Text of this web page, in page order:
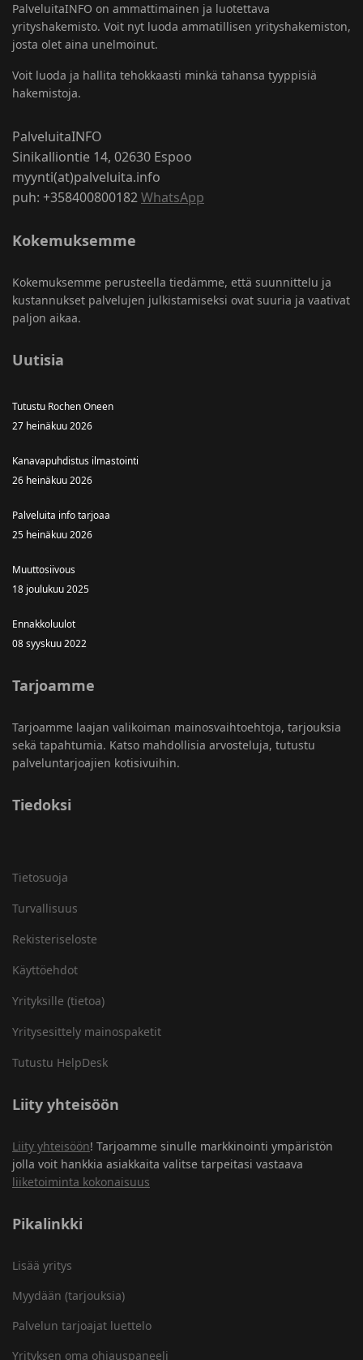
PalveluitaINFO on ammattimainen ja luotettava
yrityshakemisto. Voit nyt luoda ammatillisen yrityshakemiston,
josta olet aina unelmoinut.
Voit luoda ja hallita tehokkaasti minkä tahansa tyyppisiä
hakemistoja.
PalveluitaINFO
Sinikalliontie 14, 02630 Espoo
myynti(at)palveluita.info
puh: +358400800182WhatsApp
Kokemuksemme
Kokemuksemme perusteella tiedämme, että suunnittelu ja
kustannukset palvelujen julkistamiseksi ovat suuria ja vaativat
paljon aikaa.
Uutisia
Tutustu Rochen Oneen
27 heinäkuu 2026
Kanavapuhdistus ilmastointi
26 heinäkuu 2026
Palveluita info tarjoaa
25 heinäkuu 2026
Muuttosiivous
18 joulukuu 2025
Ennakkoluulot
08 syyskuu 2022
Tarjoamme
Tarjoamme laajan valikoiman mainosvaihtoehtoja, tarjouksia
sekä tapahtumia. Katso mahdollisia arvosteluja, tutustu
palveluntarjoajien kotisivuihin.
Tiedoksi
Tietosuoja
Turvallisuus
Rekisteriseloste
Käyttöehdot
Yrityksille (tietoa)
Yritysesittely mainospaketit
Tutustu HelpDesk
Liity yhteisöön
Liity yhteisöön! Tarjoamme sinulle markkinointi ympäristön
jolla voit hankkia asiakkaita valitse tarpeitasi vastaava
liiketoiminta kokonaisuus
Pikalinkki
Lisää yritys
Myydään (tarjouksia)
Palvelun tarjoajat luettelo
Yrityksen oma ohjauspaneeli